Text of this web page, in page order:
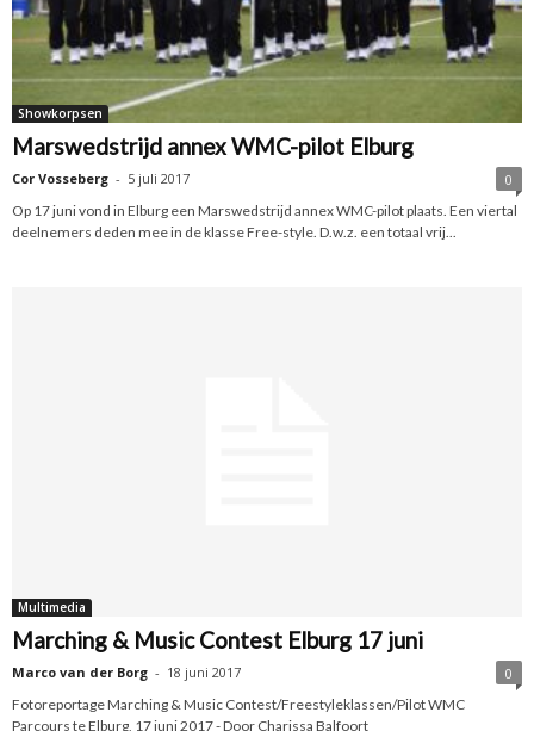
Showkorpsen
Marswedstrijd annex WMC-pilot Elburg
Cor Vosseberg - 5 juli 2017
0
Op 17 juni vond in Elburg een Marswedstrijd annex WMC-pilot plaats. Een viertal
deelnemers deden mee in de klasse Free-style. D.w.z. een totaal vrij...
Multimedia
Marching & Music Contest Elburg 17 juni
Marco van der Borg - 18 juni 2017
0
Fotoreportage Marching & Music Contest/Freestyleklassen/Pilot WMC
Parcours te Elburg, 17 juni 2017 - Door Charissa Balfoort